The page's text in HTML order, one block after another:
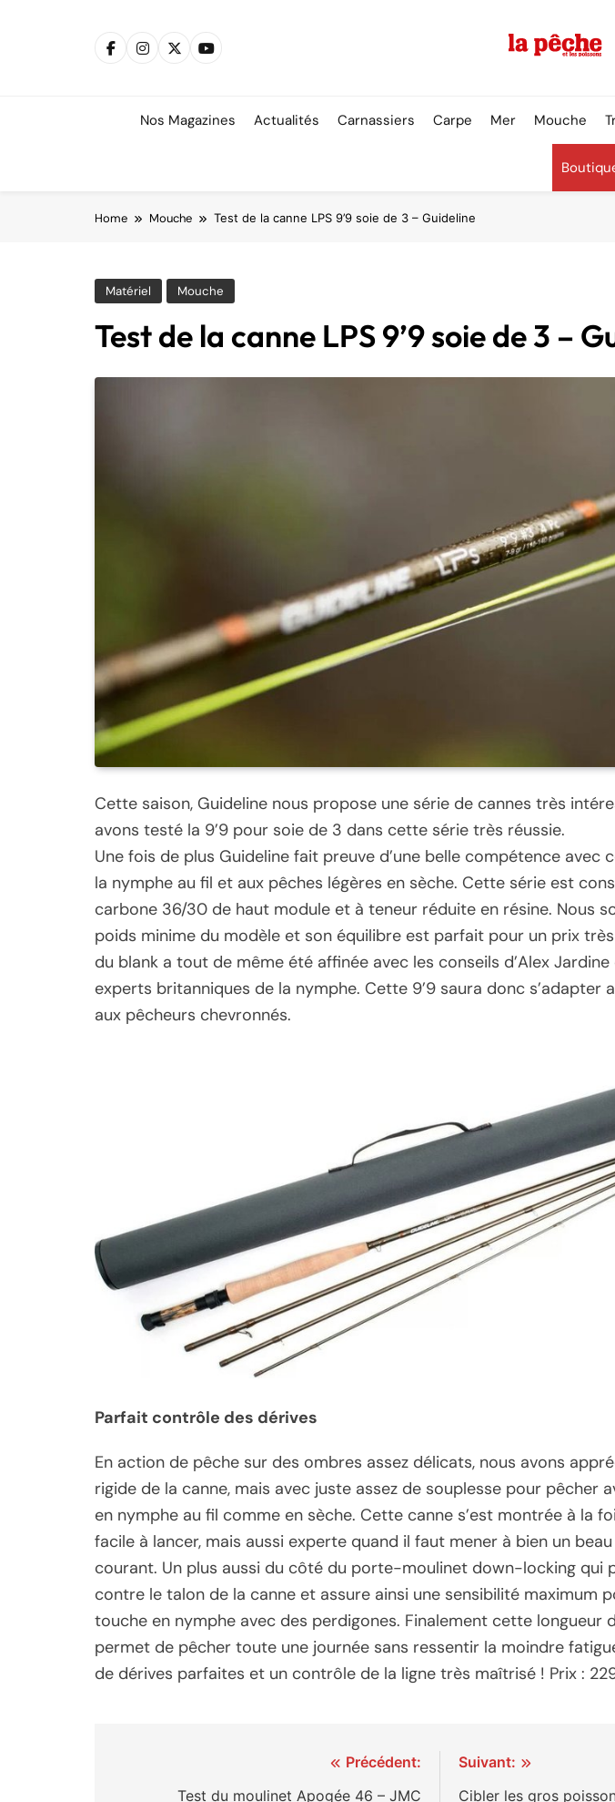
Nos Magazines Actualités Carnassiers Carpe Mer Mouche
Home Mouche Test de la canne LPS 9’9 soie de 3 – Guideline
Matériel Mouche
Test de la canne LPS 9’9 soie de 3 –
Cette saison, Guideline nous propose une série de cannes très
avons testé la 9’9 pour soie de 3 dans cette série très réussie.
Une fois de plus Guideline fait preuve d’une belle compétence avec
la nymphe au fil et aux pêches légères en sèche. Cette série est
carbone 36/30 de haut module et à teneur réduite en résine. Nous
poids minime du modèle et son équilibre est parfait pour un prix
du blank a tout de même été affinée avec les conseils d’Alex
experts britanniques de la nymphe. Cette 9’9 saura donc s’adapter
aux pêcheurs chevronnés.
Parfait contrôle des dérives
En action de pêche sur des ombres assez délicats, nous avons
rigide de la canne, mais avec juste assez de souplesse pour pêcher
en nymphe au fil comme en sèche. Cette canne s’est montrée à la
facile à lancer, mais aussi experte quand il faut mener à bien un
courant. Un plus aussi du côté du porte-moulinet down-locking qui
contre le talon de la canne et assure ainsi une sensibilité maximum
touche en nymphe avec des perdigones. Finalement cette longueur
permet de pêcher toute une journée sans ressentir la moindre
de dérives parfaites et un contrôle de la ligne très maîtrisé ! Prix :
Précédent:
Test du moulinet Apogée 46 – JMC
Suivant:
Cibler les gros